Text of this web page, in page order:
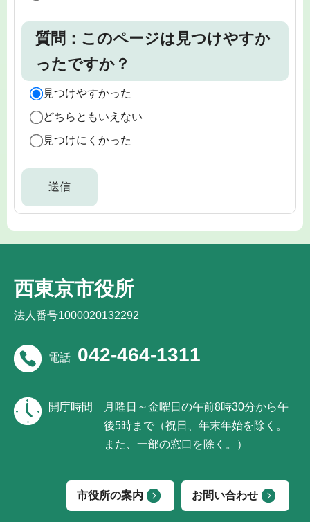
質問：このページは見つけやすか
ったですか？
見つけやすかった
どちらともいえない
見つけにくかった
西東京市役所
法人番号1000020132292
電話 042-464-1311
開庁時間
月曜日～金曜日の午前8時30分から午
後5時まで（祝日、年末年始を除く。
また、一部の窓口を除く。）
市役所の案内 お問い合わせ